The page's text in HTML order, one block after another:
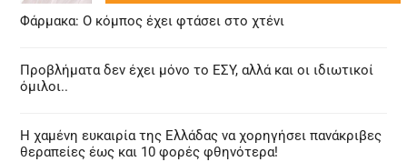
Φάρμακα: Ο κόμπος έχει φτάσει στο χτένι
Προβλήματα δεν έχει μόνο το ΕΣΥ, αλλά και οι ιδιωτικοί
όμιλοι..
Η χαμένη ευκαιρία της Ελλάδας να χορηγήσει πανάκριβες
θεραπείες έως και 10 φορές φθηνότερα!